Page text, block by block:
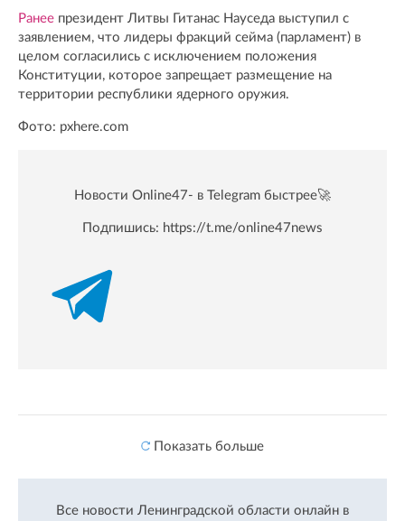
Ранее президент Литвы Гитанас Науседа выступил с
заявлением, что лидеры фракций сейма (парламент) в
целом согласились с исключением положения
Конституции, которое запрещает размещение на
территории республики ядерного оружия.
Фото: pxhere.com
Новости Online47- в Telegram быстрее🚀
Подпишись: https://t.me/online47news
Показать больше
Все новости Ленинградской области онлайн в